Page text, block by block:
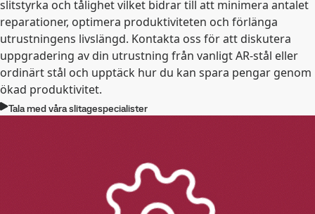
slitstyrka och tålighet vilket bidrar till att minimera antalet
reparationer, optimera produktiviteten och förlänga
utrustningens livslängd. Kontakta oss för att diskutera
uppgradering av din utrustning från vanligt AR-stål eller
ordinärt stål och upptäck hur du kan spara pengar genom
ökad produktivitet.
Tala med våra slitagespecialister